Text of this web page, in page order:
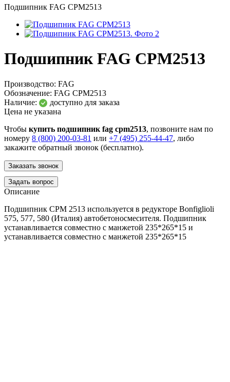
Подшипник FAG CPM2513
Подшипник FAG CPM2513
Производство: FAG
Обозначение: FAG CPM2513
Наличие:
доступно для заказа
Цена не указана
Чтобы купить подшипник fag cpm2513, позвоните нам по
номеру 8 (800) 200-03-81 или +7 (495) 255-44-47, либо
закажите обратный звонок (бесплатно).
Заказать звонок
Задать вопрос
Описание
Подшипник CPM 2513 используется в редукторе Bonfiglioli
575, 577, 580 (Италия) автобетоносмесителя. Подшипник
устанавливается совместно с манжетой 235*265*15 и
устанавливается совместно с манжетой 235*265*15